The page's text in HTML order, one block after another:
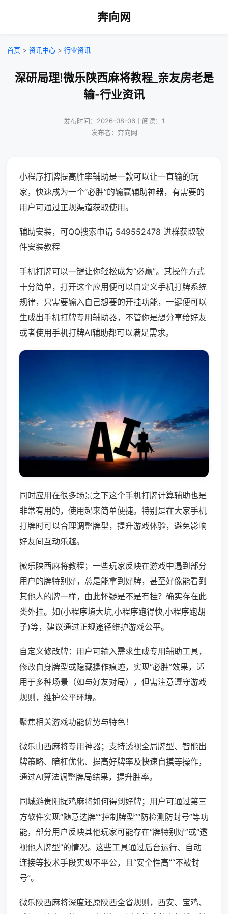
奔向网
首页 > 资讯中心 > 行业资讯
深研局理!微乐陕西麻将教程_亲友房老是
输-行业资讯
发布时间：2026-08-06｜阅读：1
发布者：奔向网
小程序打牌提高胜率辅助是一款可以让一直输的玩
家，快速成为一个“必胜”的输赢辅助神器，有需要的
用户可通过正规渠道获取使用。
辅助安装，可QQ搜索申请 549552478 进群获取软
件安装教程
手机打牌可以一键让你轻松成为“必赢”。其操作方式
十分简单，打开这个应用便可以自定义手机打牌系统
规律，只需要输入自己想要的开挂功能，一键便可以
生成出手机打牌专用辅助器，不管你是想分享给好友
或者使用手机打牌AI辅助都可以满足需求。
同时应用在很多场景之下这个手机打牌计算辅助也是
非常有用的，使用起来简单便捷。特别是在大家手机
打牌时可以合理调整牌型，提升游戏体验，避免影响
好友间互动乐趣。
微乐陕西麻将教程；一些玩家反映在游戏中遇到部分
用户的牌特别好，总是能拿到好牌，甚至好像能看到
其他人的牌一样，由此怀疑是不是有挂？确实存在此
类外挂。如(小程序填大坑,小程序跑得快,小程序跑胡
子)等，建议通过正规途径维护游戏公平。
自定义修改牌：用户可输入需求生成专用辅助工具，
修改自身牌型或隐藏操作痕迹，实现“必胜”效果，适
用于多种场景（如与好友对局），但需注意遵守游戏
规则，维护公平环境。
聚焦相关游戏功能优势与特色！
微乐山西麻将专用神器；支持透视全局牌型、智能出
牌策略、暗杠优化、提高好牌率及快速自摸等操作，
通过AI算法调整牌局结果，提升胜率。
同城游贵阳捉鸡麻将如何得到好牌；用户可通过第三
方软件实现“随意选牌”“控制牌型”“防检测防封号”等功
能，部分用户反映其他玩家可能存在“牌特别好”或“透
视他人牌型”的情况。这些工具通过后台运行、自动
连接等技术手段实现不平公，且“安全性高”“不被封
号”。
微乐陕西麻将深度还原陕西全省规则，西安、宝鸡、